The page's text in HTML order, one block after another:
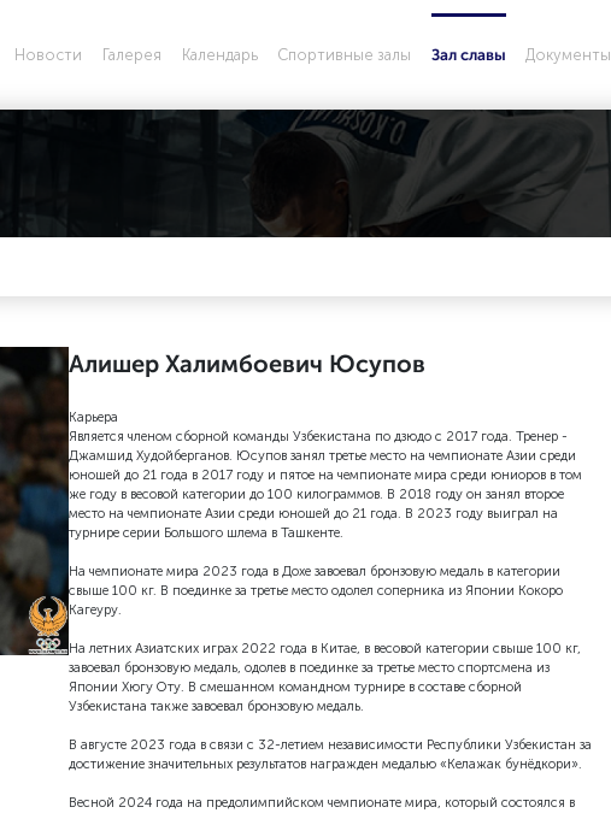
Новости Галерея Календарь Спортивные залы Зал славы Документы
Алишер Халимбоевич Юсупов
Карьера
Является членом сборной команды Узбекистана по дзюдо с 2017 года. Тренер -
Джамшид Худойберганов. Юсупов занял третье место на чемпионате Азии среди
юношей до 21 года в 2017 году и пятое на чемпионате мира среди юниоров в том
же году в весовой категории до 100 килограммов. В 2018 году он занял второе
место на чемпионате Азии среди юношей до 21 года. В 2023 году выиграл на
турнире серии Большого шлема в Ташкенте.
На чемпионате мира 2023 года в Дохе завоевал бронзовую медаль в категории
свыше 100 кг. В поединке за третье место одолел соперника из Японии Кокоро
Кагеуру.
На летних Азиатских играх 2022 года в Китае, в весовой категории свыше 100 кг,
завоевал бронзовую медаль, одолев в поединке за третье место спортсмена из
Японии Хюгу Оту. В смешанном командном турнире в составе сборной
Узбекистана также завоевал бронзовую медаль.
В августе 2023 года в связи с 32-летием независимости Республики Узбекистан за
достижение значительных результатов награжден медалью «Келажак бунёдкори».
Весной 2024 года на предолимпийском чемпионате мира, который состоялся в